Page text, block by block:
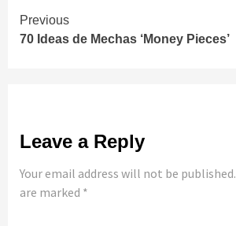
Continue
Reading
Previous
70 Ideas de Mechas ‘Money Pieces’
Leave a Reply
Your email address will not be published.
are marked *